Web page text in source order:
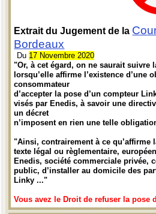
Extrait du Jugement de la
Bordeaux
Du 17 Novembre 2020
"Or, à cet égard, on ne saurait suivre
lorsqu’elle affirme l’existence d’une
consommateur
d’accepter la pose d’un compteur
visés par Enedis, à savoir une
un décret
n’imposent en rien une telle
"Ainsi, contrairement à ce qu’affirme
texte légal ou règlementaire,
Enedis, société commerciale privée,
public, d’installer au domicile des
Linky ..."
Vous avez le Droit de refuser la pose